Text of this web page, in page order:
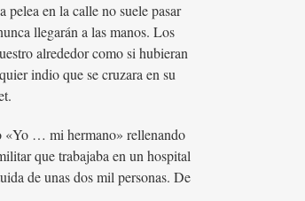
pelea en la calle no suele pasar
llegarán a las manos. Los
alrededor como si hubieran
indio que se cruzara en su
«Yo … mi hermano» rellenando
que trabajaba en un hospital
de unas dos mil personas. De